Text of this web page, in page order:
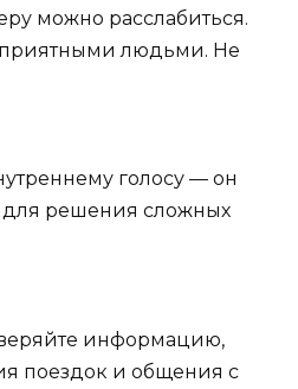
можно расслабиться.
приятными людьми. Не
голосу — он
для решения сложных
информацию,
поездок и общения с